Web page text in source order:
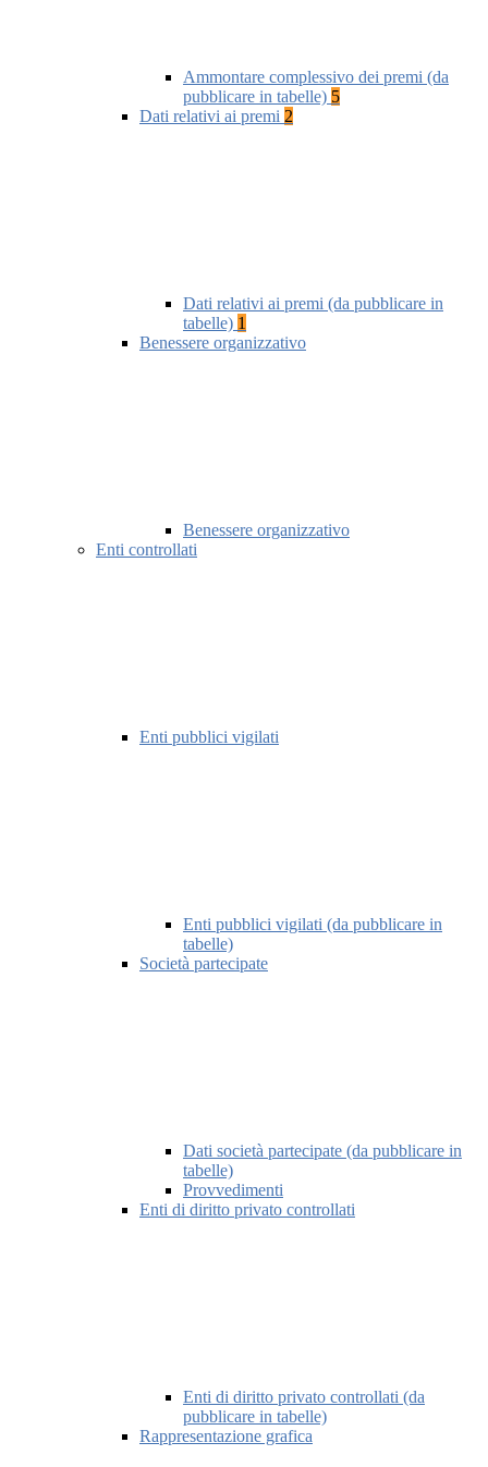
Ammontare complessivo dei premi (da
pubblicare in tabelle) 5
Dati relativi ai premi 2
Dati relativi ai premi (da pubblicare in
tabelle) 1
Benessere organizzativo
Benessere organizzativo
Enti controllati
Enti pubblici vigilati
Enti pubblici vigilati (da pubblicare in
tabelle)
Società partecipate
Dati società partecipate (da pubblicare in
tabelle)
Provvedimenti
Enti di diritto privato controllati
Enti di diritto privato controllati (da
pubblicare in tabelle)
Rappresentazione grafica